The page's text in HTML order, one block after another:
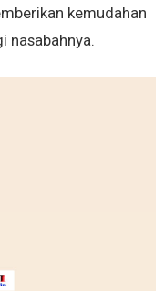
kemudahan
nasabahnya.